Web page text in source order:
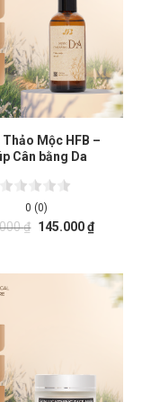
Thảo Mộc HFB –
Cân bằng Da
0 (0)
₫ 145.000₫